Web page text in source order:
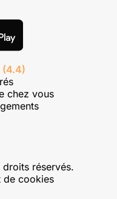
(4.4)
chez vous
réservés.
de cookies